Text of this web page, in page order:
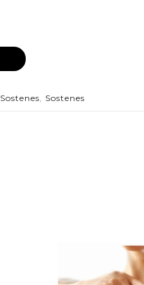
Sostenes, Sostenes